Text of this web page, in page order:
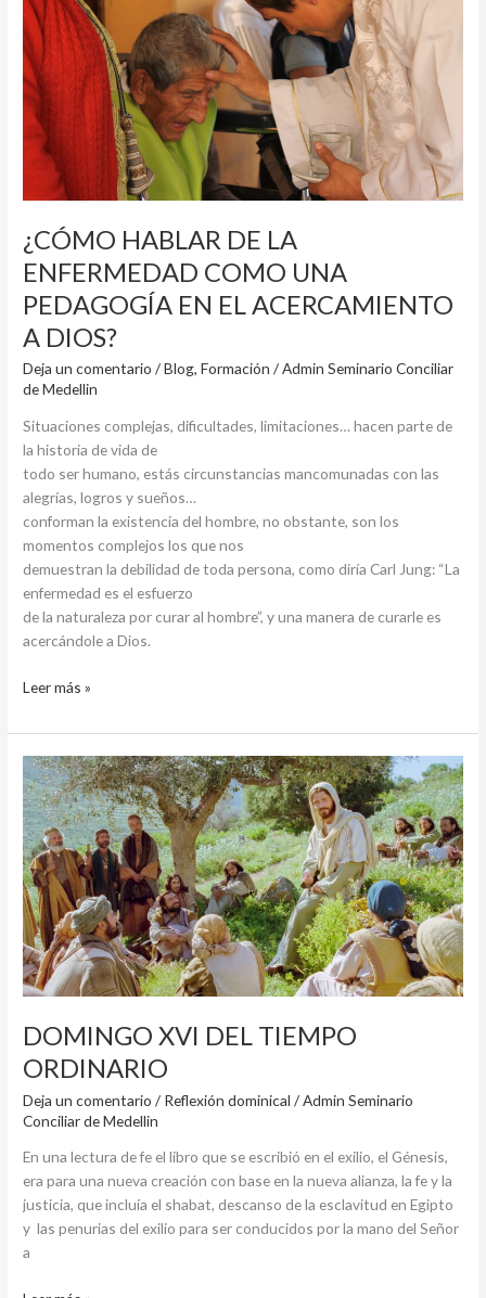
¿CÓMO HABLAR DE LA
ENFERMEDAD COMO UNA
PEDAGOGÍA EN EL ACERCAMIENTO
A DIOS?
Deja un comentario /Blog,Formación /Admin Seminario Conciliar
de Medellin
Situaciones complejas, dificultades, limitaciones… hacen parte de
la historia de vida de
todo ser humano, estás circunstancias mancomunadas con las
alegrías, logros y sueños…
conforman la existencia del hombre, no obstante, son los
momentos complejos los que nos
demuestran la debilidad de toda persona, como diría Carl Jung: “La
enfermedad es el esfuerzo
de la naturaleza por curar al hombre”, y una manera de curarle es
acercándole a Dios.
ENFERMEDAD
COMO
UNA
PEDAGOGÍA
EN
EL
ACERCAMIENTO
DIOS?
Leer más »
DOMINGO XVI DEL TIEMPO
ORDINARIO
Deja un comentario / Reflexión dominical /Admin Seminario
Conciliar de Medellin
En una lectura de fe el libro que se escribió en el exilio, el Génesis,
era para una nueva creación con base en la nueva alianza, la fe y la
justicia, que incluía el shabat, descanso de la esclavitud en Egipto
y las penurias del exilio para ser conducidos por la mano del Señor
a
DOMINGO
XVI
DEL
TIEMPO
ORDINARIO